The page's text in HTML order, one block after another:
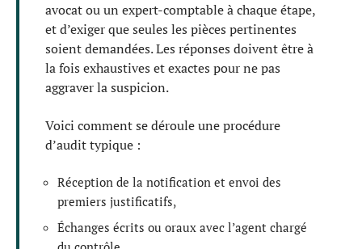
avocat ou un expert-comptable à chaque étape,
et d’exiger que seules les pièces pertinentes
soient demandées. Les réponses doivent être à
la fois exhaustives et exactes pour ne pas
aggraver la suspicion.
Voici comment se déroule une procédure
d’audit typique :
Réception de la notification et envoi des
premiers justificatifs,
Échanges écrits ou oraux avec l’agent chargé